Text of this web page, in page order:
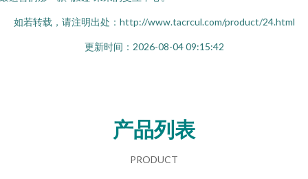
如若转载，请注明出处：http://www.tacrcul.com/product/24.html
更新时间：2026-08-04 09:15:42
产品列表
PRODUCT